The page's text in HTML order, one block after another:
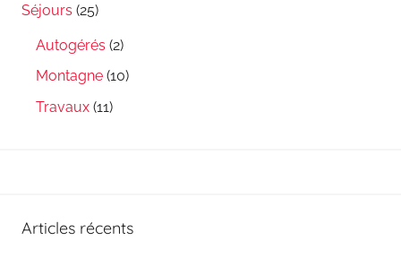
Séjours (25)
Autogérés (2)
Montagne (10)
Travaux (11)
Articles récents